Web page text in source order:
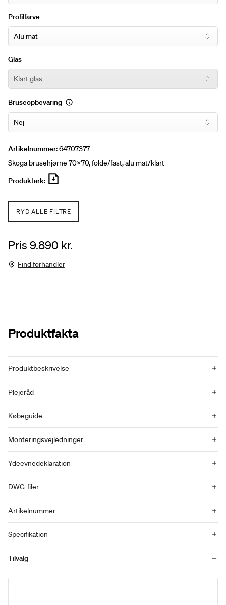
overkant af stang). Døråbning: 60-90 cm. * Længde fast
glas.
Profilfarve
Glas
Bruseopbevaring
Artikelnummer:64707377
Skoga brusehjørne 70x70, folde/fast, alu mat/klart
Produktark:
RYD ALLE FILTRE
Pris 9.890 kr.
Find forhandler
Produktfakta
Produktbeskrivelse
Plejeråd
Købeguide
Monteringsvejledninger
Ydeevnedeklaration
DWG-filer
Artikelnummer
Specifikation
Tilvalg